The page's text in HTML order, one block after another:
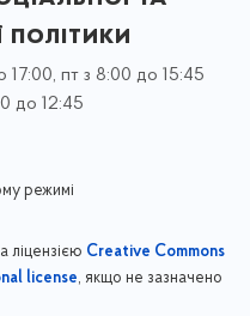
політики
17:00, пт з 8:00 до 15:45
до 12:45
режимі
ліцензією Creative Commons
license, якщо не зазначено